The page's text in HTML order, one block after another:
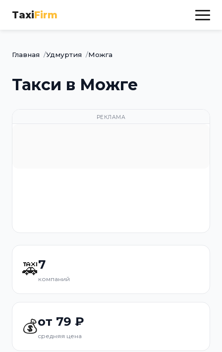
TaxiFirm
Главная Удмуртия Можга
Такси в Можге
РЕКЛАМА
🚕7
компаний
💰от 79 ₽
средняя цена